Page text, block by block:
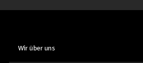
Wir über uns